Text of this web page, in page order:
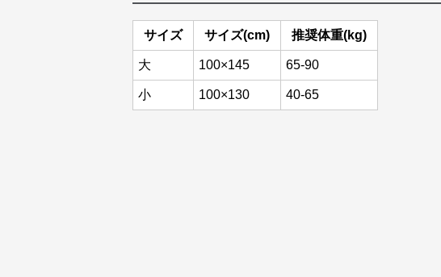
サイズ サイズ(cm) 推奨体重(kg)
大 100×145 65-90
小 100×130 40-65